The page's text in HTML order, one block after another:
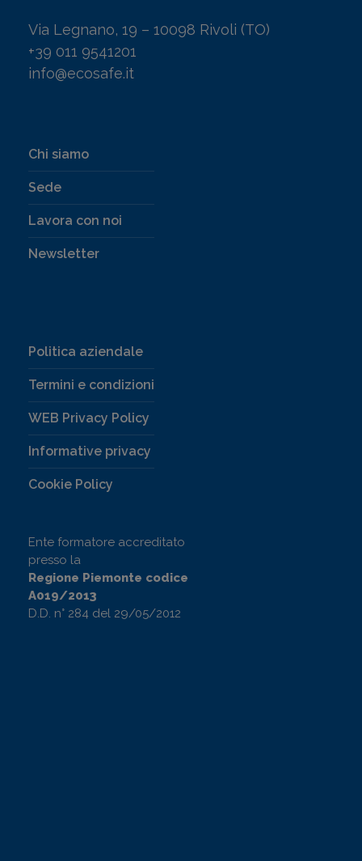
Via Legnano, 19 – 10098 Rivoli (TO)
+39 011 9541201
info@ecosafe.it
Chi siamo
Sede
Lavora con noi
Newsletter
Politica aziendale
Termini e condizioni
WEB Privacy Policy
Informative privacy
Cookie Policy
Ente formatore accreditato
presso la
Regione Piemonte codice
A019/2013
D.D. n° 284 del 29/05/2012